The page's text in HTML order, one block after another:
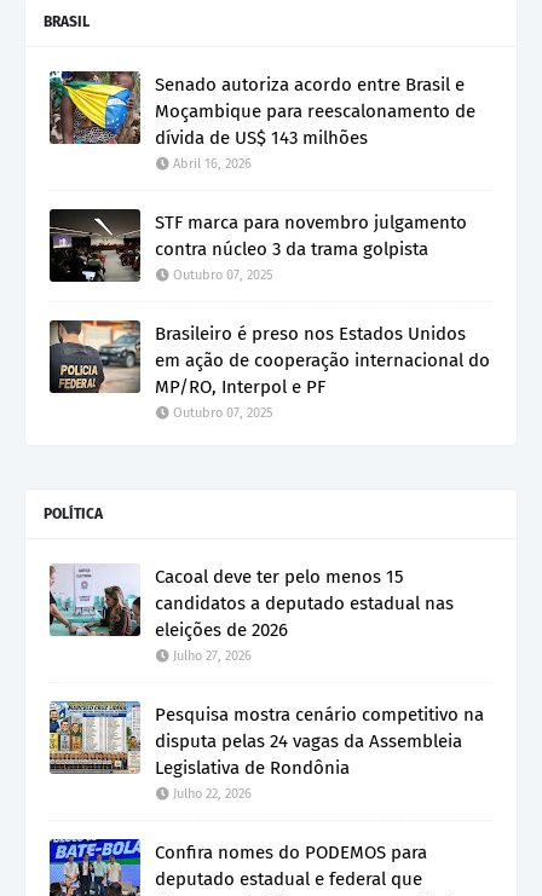
BRASIL
Senado autoriza acordo entre Brasil e
Moçambique para reescalonamento de
dívida de US$ 143 milhões
Abril 16, 2026
STF marca para novembro julgamento
contra núcleo 3 da trama golpista
Outubro 07, 2025
Brasileiro é preso nos Estados Unidos
em ação de cooperação internacional do
MP/RO, Interpol e PF
Outubro 07, 2025
POLÍTICA
Cacoal deve ter pelo menos 15
candidatos a deputado estadual nas
eleições de 2026
Julho 27, 2026
Pesquisa mostra cenário competitivo na
disputa pelas 24 vagas da Assembleia
Legislativa de Rondônia
Julho 22, 2026
Confira nomes do PODEMOS para
deputado estadual e federal que